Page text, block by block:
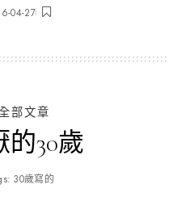
04-27
部文章
30歲
30歲寫的